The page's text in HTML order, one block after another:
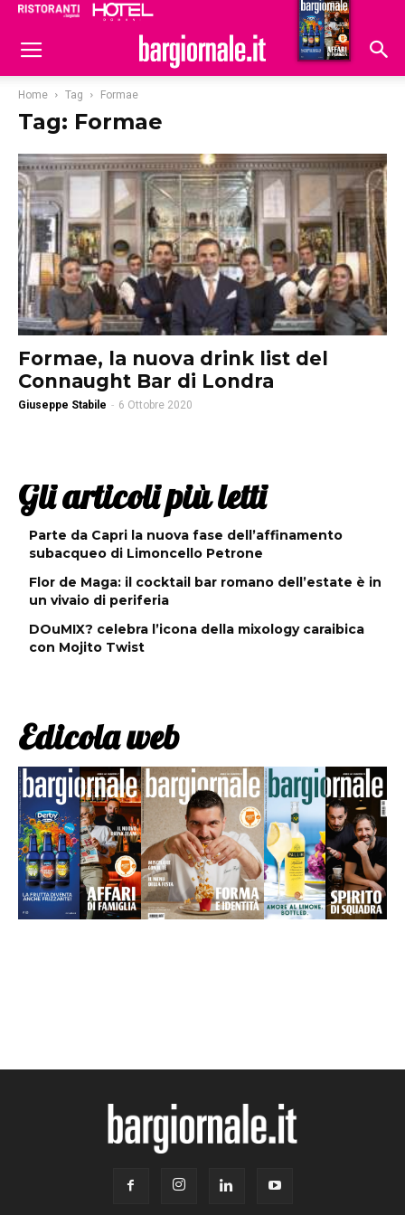
Hoteldomani
Home Tag Formae
Tag: Formae
Formae, la nuova drink list del
Connaught Bar di Londra
Giuseppe Stabile - 6 Ottobre 2020
Gli articoli più letti
Parte da Capri la nuova fase dell’affinamento
subacqueo di Limoncello Petrone
Flor de Maga: il cocktail bar romano dell’estate è in
un vivaio di periferia
DOuMIX? celebra l’icona della mixology caraibica
con Mojito Twist
Edicola web